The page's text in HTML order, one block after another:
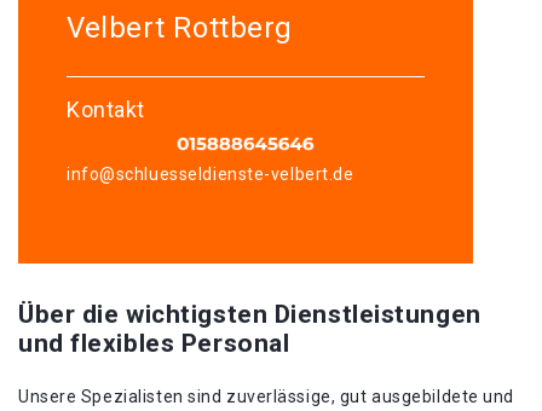
Velbert Rottberg
Kontakt
info@schluesseldienste-velbert.de
Über die wichtigsten Dienstleistungen
und flexibles Personal
Unsere Spezialisten sind zuverlässige, gut ausgebildete und